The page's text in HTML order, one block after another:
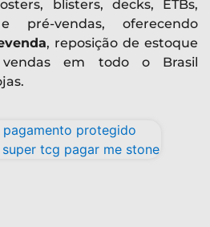
blisters, decks, ETBs,
pré-vendas, oferecendo
, reposição de estoque
em todo o Brasil